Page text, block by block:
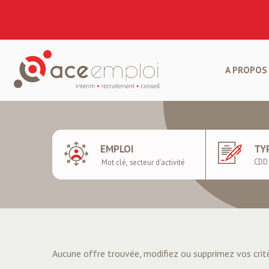
A PROPOS
EMPLOI
Aucune offre trouvée, modifiez ou supprimez vos